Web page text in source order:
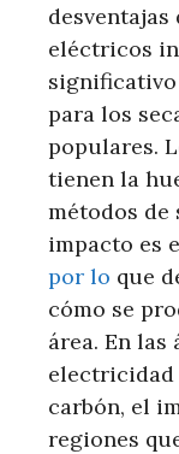
desventajas
eléctricos
significativo
para los
populares.
tienen la
métodos de
impacto es
por lo que
cómo se
área. En
electricidad
carbón, el
regiones